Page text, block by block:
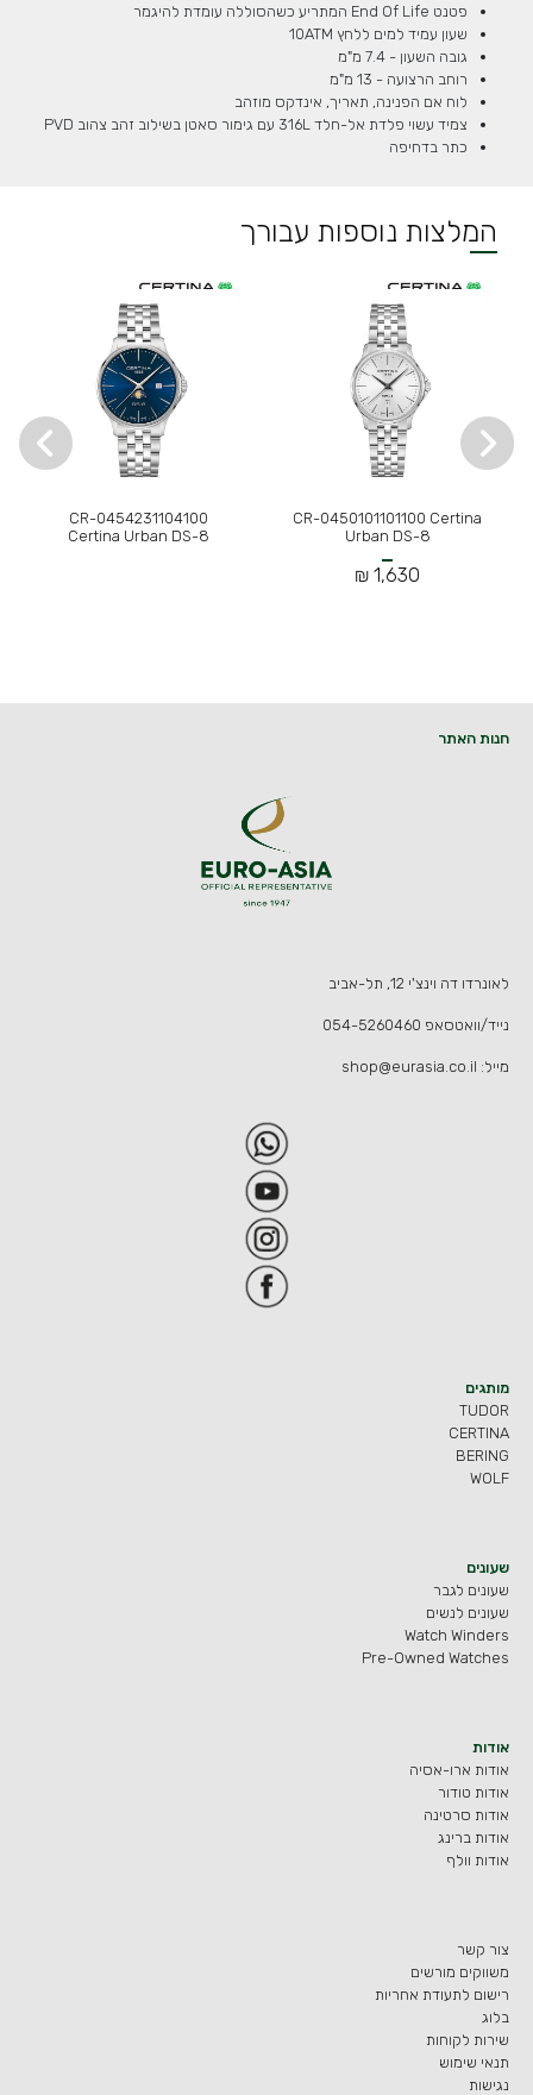
פטנט End Of Life המתריע כשהסוללה עומדת להיגמר
שעון עמיד למים ללחץ 10ATM
גובה השעון - 7.4 מ"מ
רוחב הרצועה - 13 מ"מ
לוח אם הפנינה, תאריך, אינדקס מוזהב
צמיד עשוי פלדת אל-חלד 316L עם גימור סאטן בשילוב זהב צהוב PVD
כתר בדחיפה
המלצות נוספות עבורך
CR-0450101101100 Certina
Urban DS-8
1,630 ₪
CR-0454231104100
Certina Urban DS-8
חנות האתר
לאונרדו דה וינצ'י 12, תל-אביב
נייד/וואטסאפ 054-5260460
מייל: shop@eurasia.co.il
מותגים
TUDOR
CERTINA
BERING
WOLF
שעונים
שעונים לגבר
שעונים לנשים
Watch Winders
Pre-Owned Watches
אודות
אודות ארו-אסיה
אודות טודור
אודות סרטינה
אודות ברינג
אודות וולף
צור קשר
משווקים מורשים
רישום לתעודת אחריות
בלוג
שירות לקוחות
תנאי שימוש
נגישות